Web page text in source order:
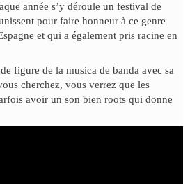
année s’y déroule un festival de
pour faire honneur à ce genre
et qui a également pris racine en
figure de la musica de banda avec sa
cherchez, vous verrez que les
avoir un son bien roots qui donne